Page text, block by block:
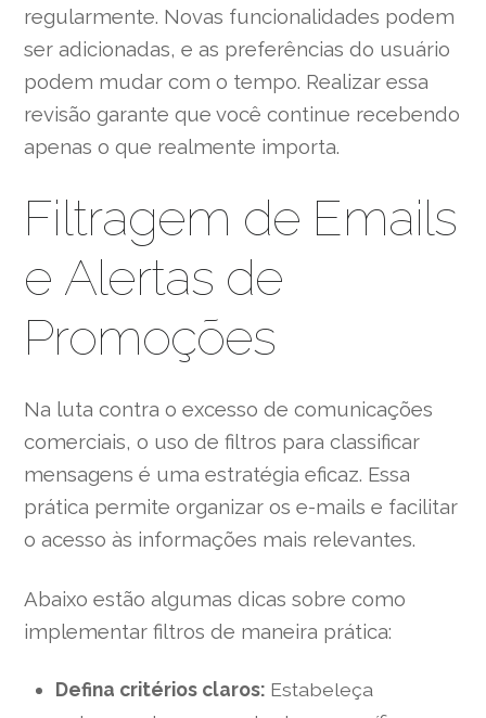
regularmente. Novas funcionalidades podem
ser adicionadas, e as preferências do usuário
podem mudar com o tempo. Realizar essa
revisão garante que você continue recebendo
apenas o que realmente importa.
Filtragem de Emails
e Alertas de
Promoções
Na luta contra o excesso de comunicações
comerciais, o uso de filtros para classificar
mensagens é uma estratégia eficaz. Essa
prática permite organizar os e-mails e facilitar
o acesso às informações mais relevantes.
Abaixo estão algumas dicas sobre como
implementar filtros de maneira prática:
Defina critérios claros: Estabeleça